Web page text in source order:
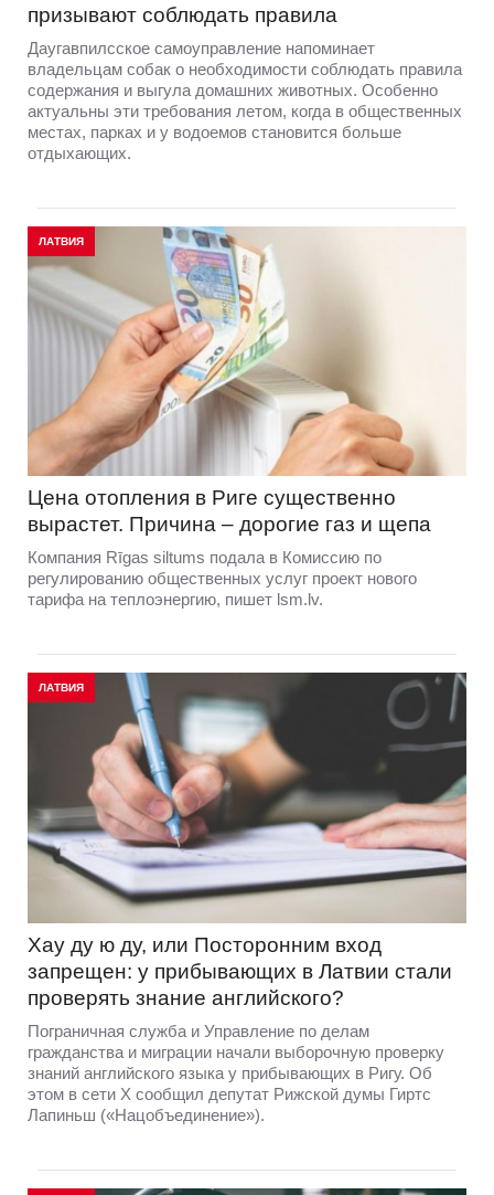
призывают соблюдать правила
Даугавпилсское самоуправление напоминает
владельцам собак о необходимости соблюдать правила
содержания и выгула домашних животных. Особенно
актуальны эти требования летом, когда в общественных
местах, парках и у водоемов становится больше
отдыхающих.
ЛАТВИЯ
Цена отопления в Риге существенно
вырастет. Причина – дорогие газ и щепа
Компания Rīgas siltums подала в Комиссию по
регулированию общественных услуг проект нового
тарифа на теплоэнергию, пишет lsm.lv.
ЛАТВИЯ
Хау ду ю ду, или Посторонним вход
запрещен: у прибывающих в Латвии стали
проверять знание английского?
Пограничная служба и Управление по делам
гражданства и миграции начали выборочную проверку
знаний английского языка у прибывающих в Ригу. Об
этом в сети Х сообщил депутат Рижской думы Гиртс
Лапиньш («Нацобъединение»).